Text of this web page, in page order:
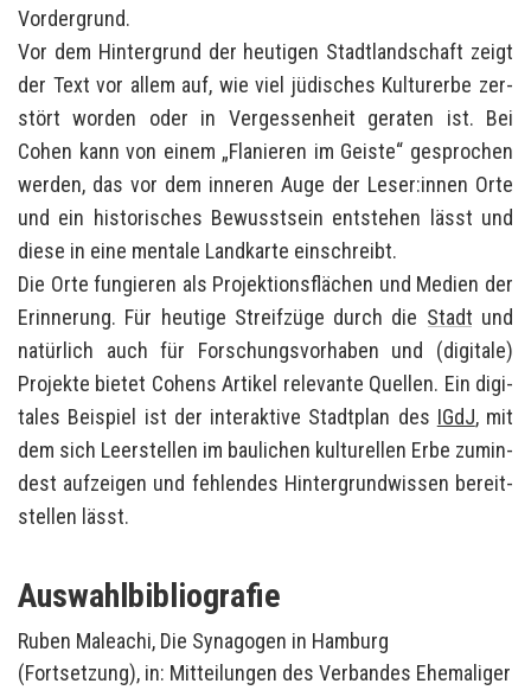
Vor­der­grund.
Vor dem Hin­ter­grund der heu­ti­gen Stadt­land­schaft zeigt
der Text vor allem auf, wie viel jü­di­sches Kul­tur­er­be zer­
stört wor­den oder in Ver­ges­sen­heit ge­ra­ten ist. Bei
Cohen kann von einem „Fla­nie­ren im Geis­te“ ge­spro­chen
wer­den, das vor dem in­ne­ren Auge der Leser:innen Orte
und ein his­to­ri­sches Be­wusst­sein ent­ste­hen lässt und
diese in eine men­ta­le Land­kar­te ein­schreibt.
Die Orte fun­gie­ren als Pro­jek­ti­ons­flä­chen und Me­di­en der
Er­in­ne­rung. Für heu­ti­ge Streif­zü­ge durch die Stadt und
na­tür­lich auch für For­schungs­vor­ha­ben und (di­gi­ta­le)
Pro­jek­te bie­tet Co­hens Ar­ti­kel re­le­van­te Quel­len. Ein di­gi­
ta­les Bei­spiel ist der in­ter­ak­ti­ve Stadt­plan des IGdJ, mit
dem sich Leer­stel­len im bau­li­chen kul­tu­rel­len Erbe zu­min­
dest auf­zei­gen und feh­len­des Hin­ter­grund­wis­sen be­reit­
stel­len lässt.
Auswahlbibliografie
Ruben Maleachi, Die Synagogen in Hamburg
(Fortsetzung), in: Mitteilungen des Verbandes Ehemaliger